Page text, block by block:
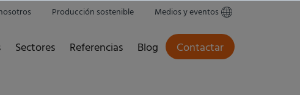
Producción sostenible Medios y eventos
Sectores Referencias Blog Contactar